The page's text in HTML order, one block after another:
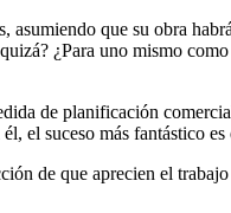
que su obra
¿Para uno mismo
de planificación
el suceso más fantástico
de que aprecien el